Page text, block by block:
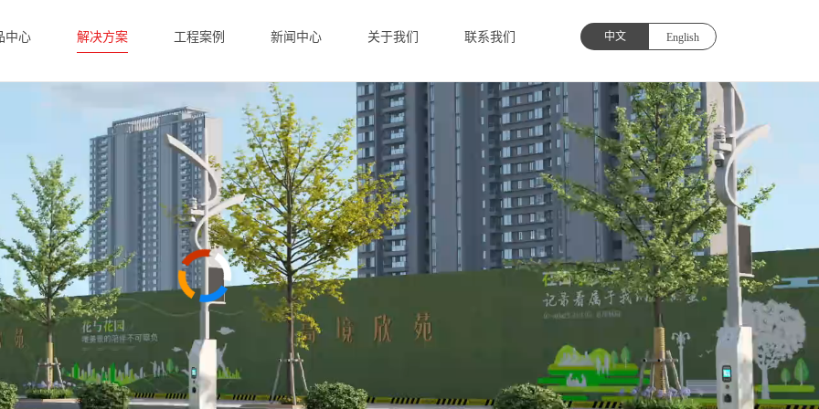
中心 解决方案 工程案例 新闻中心 关于我们 联系我们 中文